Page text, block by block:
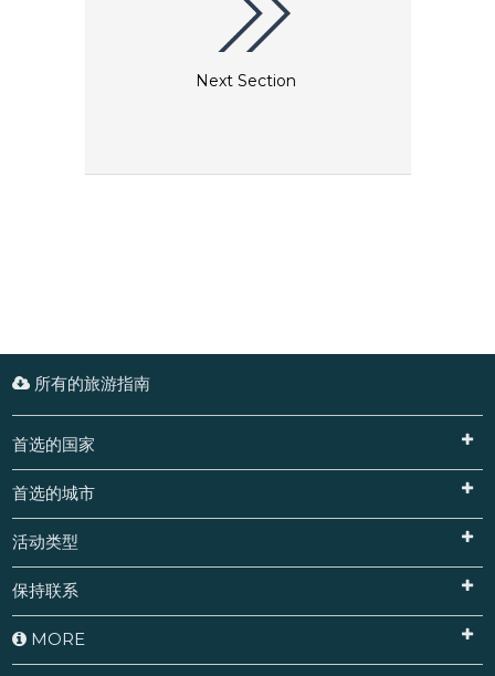
Next Section
所有的旅游指南
首选的国家
首选的城市
活动类型
保持联系
MORE